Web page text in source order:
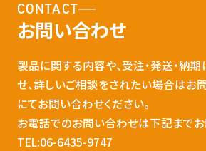
CONTACT
お問い合わせ
製品に関する内容や、受注・発送・納
せ、詳しいご相談をされたい場合はお
にてお問い合わせください。
お電話でのお問い合わせは下記までお
TEL:06-6435-9747